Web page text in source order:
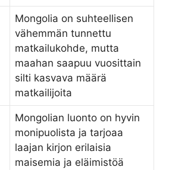
Mongolia on suhteellisen
vähemmän tunnettu
matkailukohde, mutta
maahan saapuu vuosittain
silti kasvava määrä
matkailijoita
Mongolian luonto on hyvin
monipuolista ja tarjoaa
laajan kirjon erilaisia
maisemia ja eläimistöä